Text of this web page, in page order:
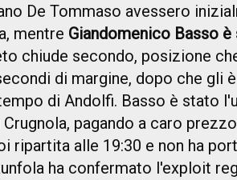
De Tommaso avessero
mentre Giandomenico Basso
chiude secondo, posizione
di margine, dopo che gli
di Andolfi. Basso è stato
pagando a caro
ripartita alle 19:30 e non ha
ha confermato l'exploit